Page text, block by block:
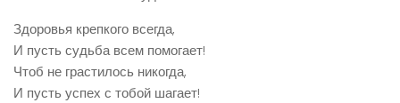
Здоровья крепкого всегда,
И пусть судьба всем помогает!
Чтоб не грастилось никогда,
И пусть успех с тобой шагает!